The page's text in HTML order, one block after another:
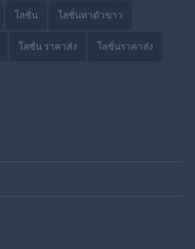
โลชั่น โลชั่นทาตัวขาว
โลชั่น ราคาส่ง โลชั่นราคาส่ง